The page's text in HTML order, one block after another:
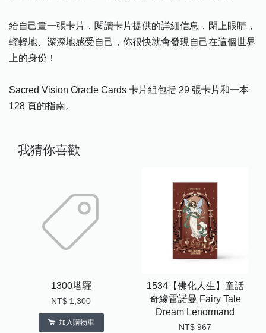
給自己畫一張卡片，閱讀卡片提供的詳細信息，閉上眼睛，
輕輕地、深深地感受自己，你很快就會發現自己在這個世界
上的身份！
Sacred Vision Oracle Cards 卡片組包括 29 張卡片和一本
128 頁的指南。
我猜你喜歡
1300塔羅
NT$ 1,300
加入購物車
1534【佛化人生】童話
奇緣雷諾曼 Fairy Tale
Dream Lenormand
NT$ 967